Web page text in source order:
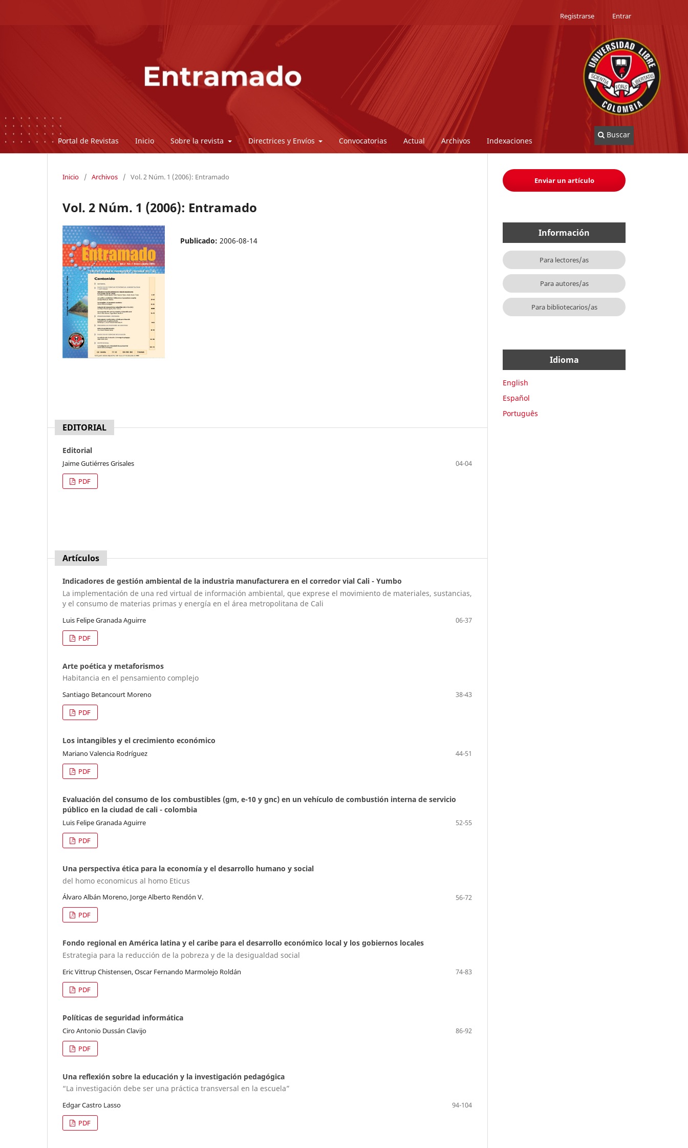
Portal de Revistas Inicio Sobre la revista Directrices y Envíos Convocatorias Actual Archivos Indexaciones
Buscar
Registrarse Entrar
Inicio / Archivos / Vol. 2 Núm. 1 (2006): Entramado
Vol. 2 Núm. 1 (2006): Entramado
Publicado: 2006-08-14
EDITORIAL
Editorial
Jaime Gutiérres Grisales
04-04
PDF
Artículos
Indicadores de gestión ambiental de la industria manufacturera en el corredor vial Cali - Yumbo
La implementación de una red virtual de información ambiental, que exprese el movimiento de materiales, sustancias,
y el consumo de materias primas y energía en el área metropolitana de Cali
Luis Felipe Granada Aguirre
06-37
PDF
Arte poética y metaforismos
Habitancia en el pensamiento complejo
Santiago Betancourt Moreno
38-43
PDF
Los intangibles y el crecimiento económico
Mariano Valencia Rodríguez
44-51
PDF
Evaluación del consumo de los combustibles (gm, e-10 y gnc) en un vehículo de combustión interna de servicio
público en la ciudad de cali - colombia
Luis Felipe Granada Aguirre
52-55
PDF
Una perspectiva ética para la economía y el desarrollo humano y social
del homo economicus al homo Eticus
Álvaro Albán Moreno, Jorge Alberto Rendón V.
56-72
PDF
Fondo regional en América latina y el caribe para el desarrollo económico local y los gobiernos locales
Estrategia para la reducción de la pobreza y de la desigualdad social
Eric Vittrup Chistensen, Oscar Fernando Marmolejo Roldán
74-83
PDF
Políticas de seguridad informática
Ciro Antonio Dussán Clavijo
86-92
PDF
Una reflexión sobre la educación y la investigación pedagógica
“La investigación debe ser una práctica transversal en la escuela”
Edgar Castro Lasso
94-104
PDF
Enviar un artículo
Información
Para lectores/as
Para autores/as
Para bibliotecarios/as
Idioma
English
Español
Português